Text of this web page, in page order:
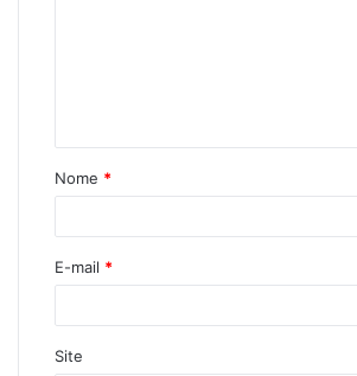
Nome *
E-mail *
Site